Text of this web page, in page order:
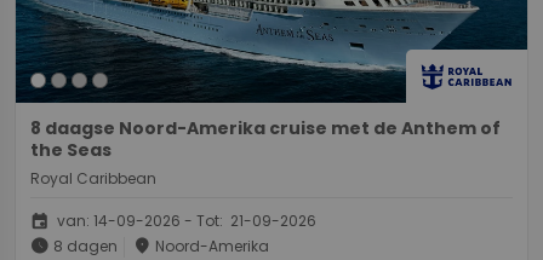
8 daagse Noord-Amerika cruise met de Anthem of
the Seas
Royal Caribbean
event van: 14-09-2026 - Tot: 21-09-2026
schedule 8 dagen place Noord-Amerika